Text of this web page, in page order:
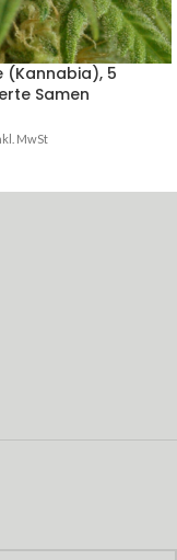
(Kannabia), 5
Samen
MwSt